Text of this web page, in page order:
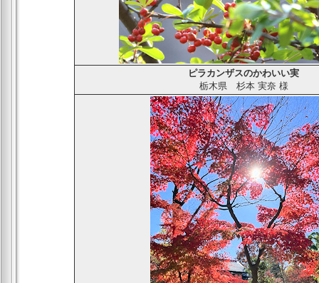
ピラカンザスのかわいい実
栃木県杉本 実奈 様